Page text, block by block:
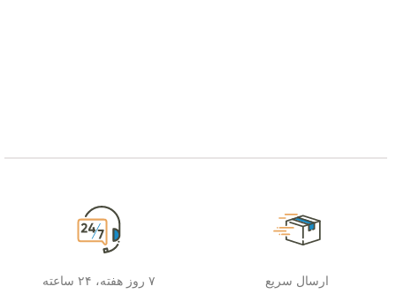
ارسال سریع ۷ روز هفته، ۲۴ ساعته